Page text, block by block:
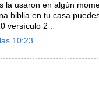
la usaron en algún
biblia en tu casa
versículo 2 .
10:23